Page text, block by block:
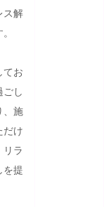
ス解
てお
ごし
、施
だけ
リラ
を提